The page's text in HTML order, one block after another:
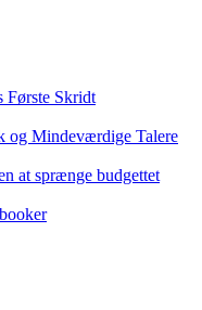
Første Skridt
og Mindeværdige Talere
at sprænge budgettet